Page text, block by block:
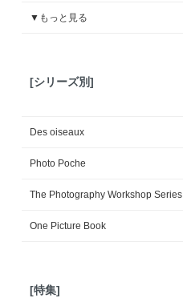
▼もっと見る
[シリーズ別]
Des oiseaux
Photo Poche
The Photography Workshop Series
One Picture Book
[特集]